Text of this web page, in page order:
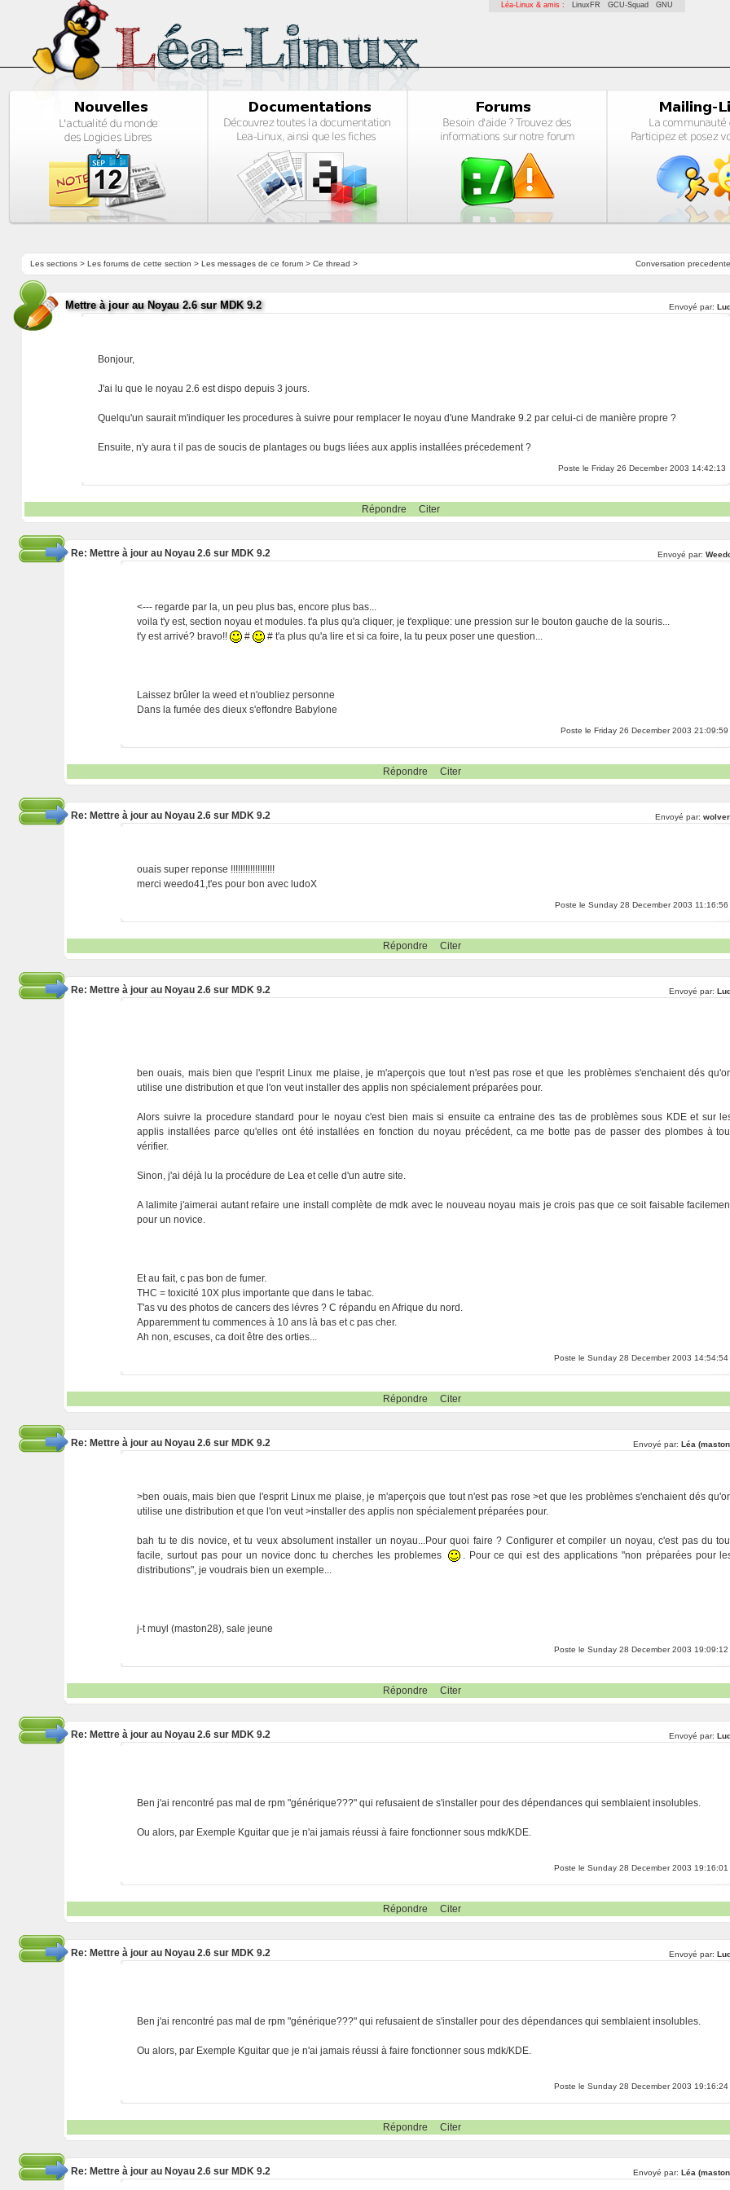
Léa-Linux & amis : LinuxFR GCU-Squad GNU
Conversation precedente
Les sections> Les forums de cette section > Les messages de ce forum> Ce thread >
Mettre à jour au Noyau 2.6 sur MDK 9.2 Envoyé par:
Bonjour,
J'ai lu que le noyau 2.6 est dispo depuis 3 jours.
Quelqu'un saurait m'indiquer les procedures à suivre pour remplacer le noyau d'une Mandrake 9.2 par celui-ci de manière propre ?
Ensuite, n'y aura t il pas de soucis de plantages ou bugs liées aux applis installées précedement ?
Poste le Friday 26 December 2003 14:42:13
Répondre Citer
Re: Mettre à jour au Noyau 2.6 sur MDK 9.2 Envoyé par:
<--- regarde par la, un peu plus bas, encore plus bas...
voila t'y est, section noyau et modules. t'a plus qu'a cliquer, je t'explique: une pression sur le bouton gauche de la souris...
t'y est arrivé? bravo!!
# # t'a plus qu'a lire et si ca foire, la tu peux poser une question...
Laissez brûler la weed et n'oubliez personne
Dans la fumée des dieux s'effondre Babylone
Poste le Friday 26 December 2003 21:09:59
Répondre Citer
Re: Mettre à jour au Noyau 2.6 sur MDK 9.2 Envoyé par:
ouais super reponse !!!!!!!!!!!!!!!!!!
merci weedo41,t'es pour bon avec ludoX
Poste le Sunday 28 December 2003 11:16:56
Répondre Citer
Re: Mettre à jour au Noyau 2.6 sur MDK 9.2 Envoyé par:
ben ouais, mais bien que l'esprit Linux me plaise, je m'aperçois que tout n'est pas rose et que les problèmes s'enchaient dés
utilise une distribution et que l'on veut installer des applis non spécialement préparées pour.
Alors suivre la procedure standard pour le noyau c'est bien mais si ensuite ca entraine des tas de problèmes sous KDE et sur
applis installées parce qu'elles ont été installées en fonction du noyau précédent, ca me botte pas de passer des plombes à
vérifier.
Sinon, j'ai déjà lu la procédure de Lea et celle d'un autre site.
A lalimite j'aimerai autant refaire une install complète de mdk avec le nouveau noyau mais je crois pas que ce soit faisable
pour un novice.
Et au fait, c pas bon de fumer.
THC = toxicité 10X plus importante que dans le tabac.
T'as vu des photos de cancers des lévres ? C répandu en Afrique du nord.
Apparemment tu commences à 10 ans là bas et c pas cher.
Ah non, escuses, ca doit être des orties...
Poste le Sunday 28 December 2003 14:54:54
Répondre Citer
Re: Mettre à jour au Noyau 2.6 sur MDK 9.2 Envoyé par: Léa
>ben ouais, mais bien que l'esprit Linux me plaise, je m'aperçois que tout n'est pas rose >et que les problèmes s'enchaient dés
utilise une distribution et que l'on veut >installer des applis non spécialement préparées pour.
bah tu te dis novice, et tu veux absolument installer un noyau...Pour quoi faire ? Configurer et compiler un noyau, c'est pas du
facile, surtout pas pour un novice donc tu cherches les problemes
. Pour ce qui est des applications "non préparées pour
distributions", je voudrais bien un exemple...
j-t muyl (maston28), sale jeune
Poste le Sunday 28 December 2003 19:09:12
Répondre Citer
Re: Mettre à jour au Noyau 2.6 sur MDK 9.2 Envoyé par:
Ben j'ai rencontré pas mal de rpm "générique???" qui refusaient de s'installer pour des dépendances qui semblaient insolubles.
Ou alors, par Exemple Kguitar que je n'ai jamais réussi à faire fonctionner sous mdk/KDE.
Poste le Sunday 28 December 2003 19:16:01
Répondre Citer
Re: Mettre à jour au Noyau 2.6 sur MDK 9.2 Envoyé par:
Ben j'ai rencontré pas mal de rpm "générique???" qui refusaient de s'installer pour des dépendances qui semblaient insolubles.
Ou alors, par Exemple Kguitar que je n'ai jamais réussi à faire fonctionner sous mdk/KDE.
Poste le Sunday 28 December 2003 19:16:24
Répondre Citer
Re: Mettre à jour au Noyau 2.6 sur MDK 9.2 Envoyé par: Léa